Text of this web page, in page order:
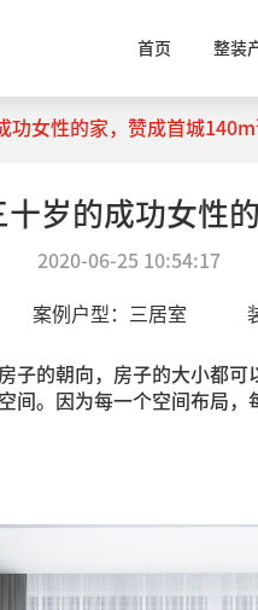
首页 整装
功女性的家，赞成首城
十岁的成功女性
2020-06-25 10:54:17
案例户型： 三居室
子的朝向，房子的大小都
间。因为每一个空间布局